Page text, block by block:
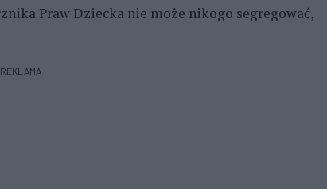
Praw Dziecka nie może nikogo segregować,
REKLAMA